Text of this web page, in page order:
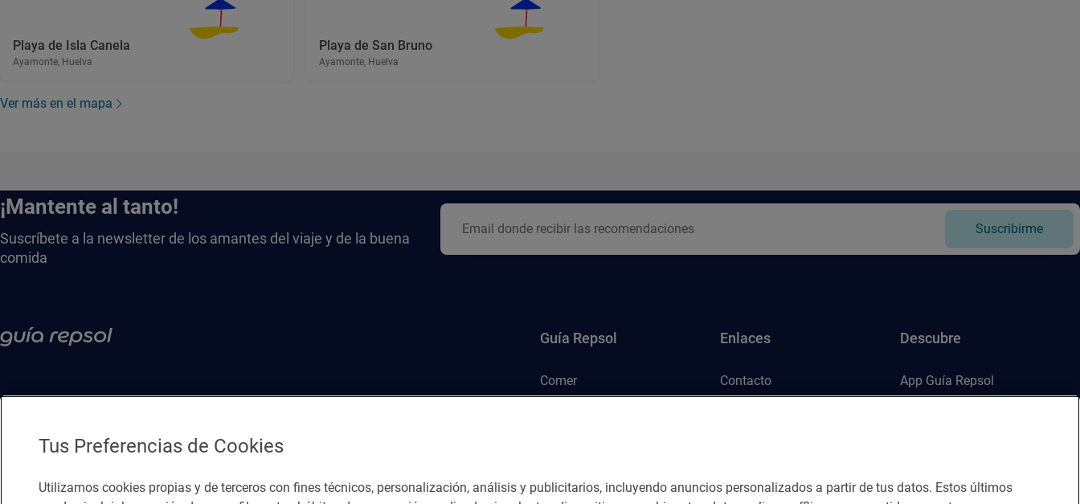
Playa de Isla Canela
Ayamonte, Huelva
Playa de San Bruno
Ayamonte, Huelva
Ver más en el mapa
¡Mantente al tanto!
Suscríbete a la newsletter de los amantes del viaje y de la buena
comida
Suscribirme
Guía Repsol
Comer
Enlaces
Contacto
Descubre
App Guía Repsol
Tus Preferencias de Cookies
Utilizamos cookies propias y de terceros con fines técnicos, personalización, análisis y publicitarios, incluyendo anuncios personalizados a partir de tus datos. Estos últimos